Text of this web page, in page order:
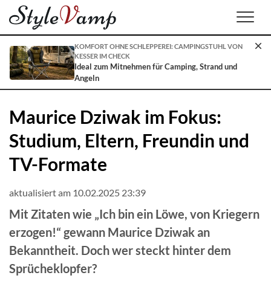
KOMFORT OHNE SCHLEPPEREI: CAMPINGSTUHL VON
KESSER IM CHECK
Ideal zum Mitnehmen für Camping, Strand und
Angeln
Maurice Dziwak im Fokus:
Studium, Eltern, Freundin und
TV-Formate
aktualisiert am 10.02.2025 23:39
Mit Zitaten wie „Ich bin ein Löwe, von Kriegern
erzogen!“ gewann Maurice Dziwak an
Bekanntheit. Doch wer steckt hinter dem
Sprücheklopfer?